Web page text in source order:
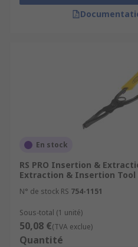
En stock
RS PRO Insertion &
Extraction & Insertion Tool
N° de stock RS 754-1151
Sous-total (1 unité)
50,08 €(TVA exclue)
Quantité